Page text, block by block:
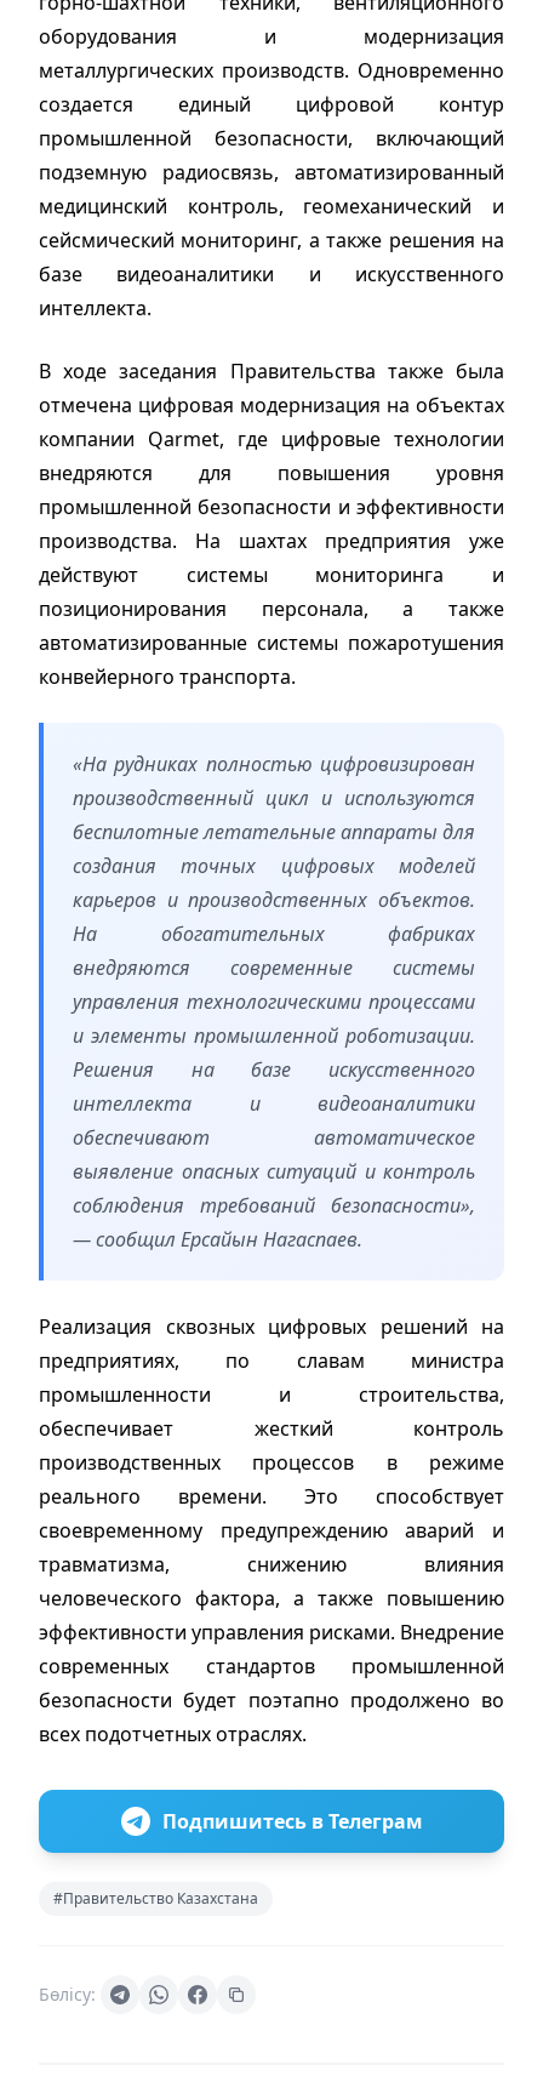
оборудования и модернизация
металлургических производств. Одновременно
создается единый цифровой контур
промышленной безопасности, включающий
подземную радиосвязь, автоматизированный
медицинский контроль, геомеханический и
сейсмический мониторинг, а также решения на
базе видеоаналитики и искусственного
интеллекта.
В ходе заседания Правительства также была
отмечена цифровая модернизация на объектах
компании Qarmet, где цифровые технологии
внедряются для повышения уровня
промышленной безопасности и эффективности
производства. На шахтах предприятия уже
действуют системы мониторинга и
позиционирования персонала, а также
автоматизированные системы пожаротушения
конвейерного транспорта.
«На рудниках полностью цифровизирован
производственный цикл и используются
беспилотные летательные аппараты для
создания точных цифровых моделей
карьеров и производственных объектов.
На обогатительных фабриках
внедряются современные системы
управления технологическими процессами
и элементы промышленной роботизации.
Решения на базе искусственного
интеллекта и видеоаналитики
обеспечивают автоматическое
выявление опасных ситуаций и контроль
соблюдения требований безопасности»,
— сообщил Ерсайын Нагаспаев.
Реализация сквозных цифровых решений на
предприятиях, по славам министра
промышленности и строительства,
обеспечивает жесткий контроль
производственных процессов в режиме
реального времени. Это способствует
своевременному предупреждению аварий и
травматизма, снижению влияния
человеческого фактора, а также повышению
эффективности управления рисками. Внедрение
современных стандартов промышленной
безопасности будет поэтапно продолжено во
всех подотчетных отраслях.
Подпишитесь в Телеграм
#Правительство Казахстана
Бөлісу: